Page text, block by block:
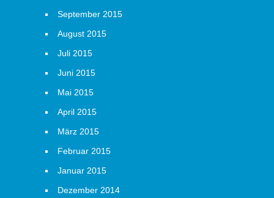
September 2015
August 2015
Juli 2015
Juni 2015
Mai 2015
April 2015
März 2015
Februar 2015
Januar 2015
Dezember 2014